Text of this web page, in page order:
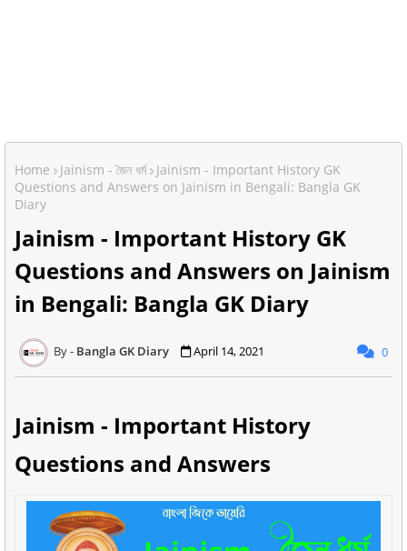
Home Jainism - জৈন ধর্ম
Jainism - Important History GK
Questions and Answers on Jainism in Bengali: Bangla GK
Diary
Jainism - Important History GK
Questions and Answers on Jainism
in Bengali: Bangla GK Diary
Bangla GK Diary April 14, 2021 0
Jainism - Important History
Questions and Answers